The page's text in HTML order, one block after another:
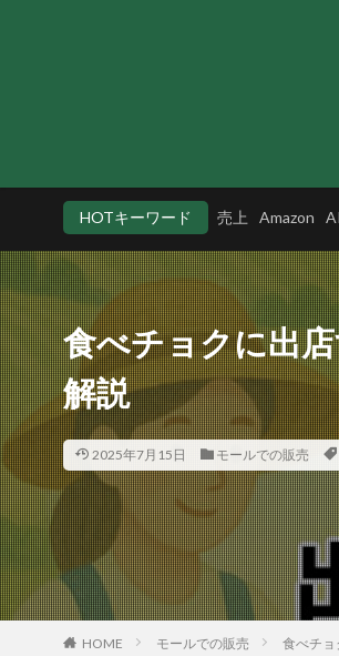
HOTキーワード 売上 Amazon AI
食べチョクに出
解説
2025年7月15日 モールでの販売
HOME モールでの販売 食べチ